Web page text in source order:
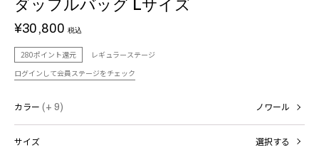
ダッフルバッグ Lサイズ
¥30,800 税込
280ポイント還元
レギュラーステージ
ログインして会員ステージをチェック
カラー (+ 9) ノワール
サイズ 選択する